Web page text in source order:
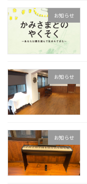
お知らせ
お知らせ
お知らせ